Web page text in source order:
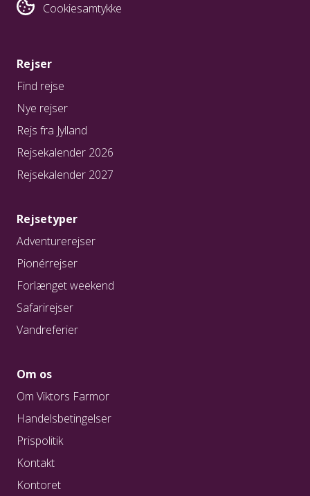
Cookiesamtykke
Rejser
Find rejse
Nye rejser
Rejs fra Jylland
Rejsekalender 2026
Rejsekalender 2027
Rejsetyper
Adventurerejser
Pionérrejser
Forlænget weekend
Safarirejser
Vandreferier
Om os
Om Viktors Farmor
Handelsbetingelser
Prispolitik
Kontakt
Kontoret